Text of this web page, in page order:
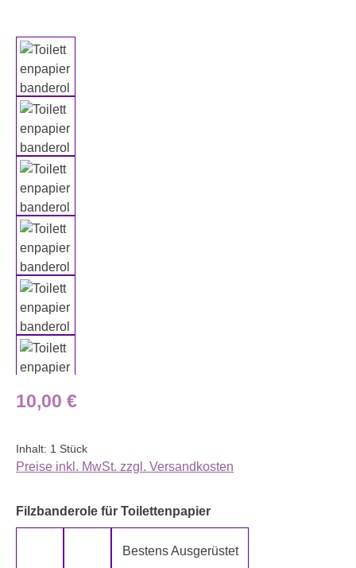
Regulärer Preis:
10,00 €
Inhalt: 1 Stück
Preise inkl. MwSt. zzgl. Versandkosten
Filzbanderole für Toilettenpapierauswählen
5-Lagig ich kann´s mir leisten
Alter spielt keine Rolle
Bestens Ausgerüstet